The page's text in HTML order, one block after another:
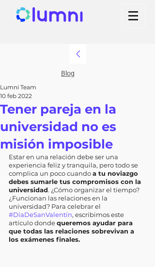
Blog
Tener pareja en la
universidad no es
misión imposible
Lumni Team
10 feb 2022
Estar en una relación debe ser una
experiencia feliz y tranquila, pero todo se
complica un poco cuando a tu noviazgo
debes sumarle tus compromisos con la
universidad. ¿Cómo organizar el tiempo?
¿Funcionan las relaciones en la
universidad? Para celebrar el
#DíaDeSanValentín, escribimos este
artículo donde queremos ayudar para
que todas las relaciones sobrevivan a
los exámenes finales.